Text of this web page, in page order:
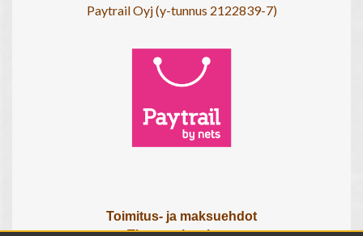
Paytrail Oyj (y-tunnus 2122839-7)
Toimitus- ja maksuehdot